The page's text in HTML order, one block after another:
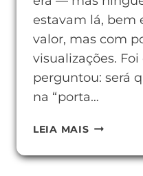
estavam lá, bem
valor, mas com
visualizações.
perguntou: será
na “porta…
LEIA MAISO